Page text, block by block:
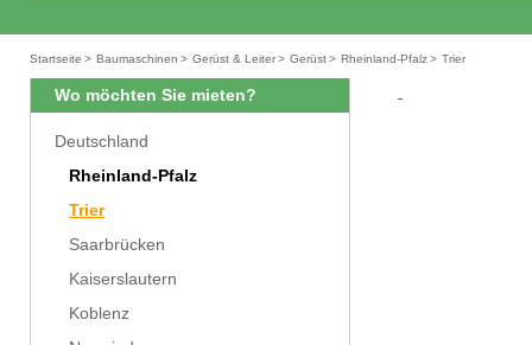
Startseite > Baumaschinen > Gerüst & Leiter> Gerüst> Rheinland-Pfalz> Trier
Wo möchten Sie mieten?
Deutschland
Rheinland-Pfalz
Trier
Saarbrücken
Kaiserslautern
Koblenz